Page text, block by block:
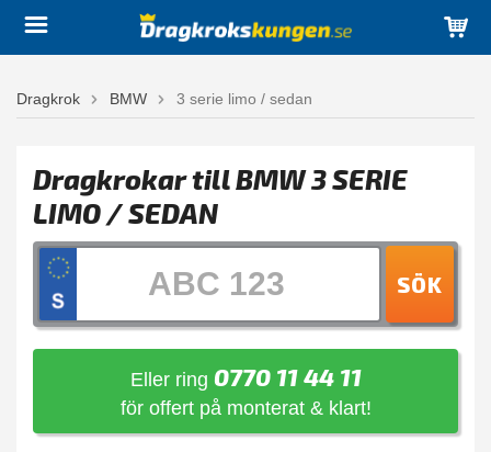
Dragkrok BMW 3 serie limo / sedan
Dragkrokar till BMW 3 SERIE
LIMO / SEDAN
SÖK
Eller ring 0770 11 44 11
för offert på monterat & klart!